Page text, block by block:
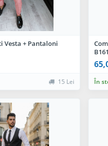
Vesta + Pantaloni
15 Lei În